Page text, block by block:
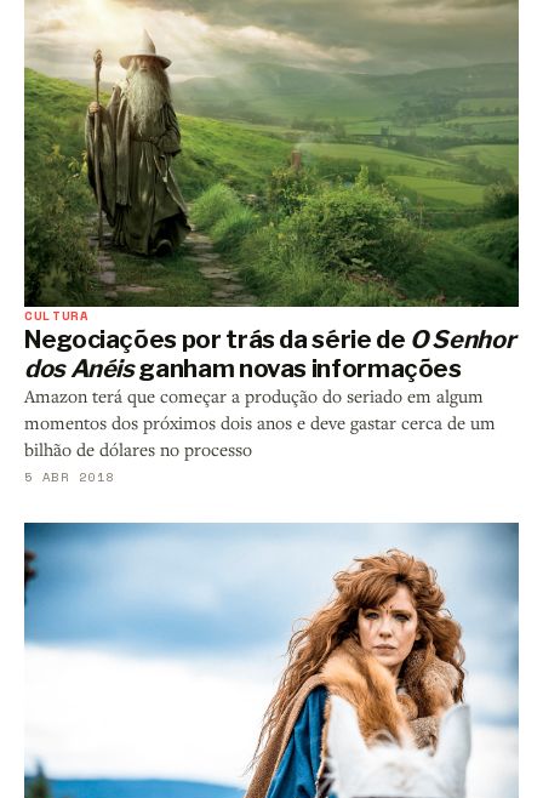
CULTURA
Negociações por trás da série de O Senhor
dos Anéisganham novas informações
Amazon terá que começar a produção do seriado em algum
momentos dos próximos dois anos e deve gastar cerca de um
bilhão de dólares no processo
5 ABR 2018